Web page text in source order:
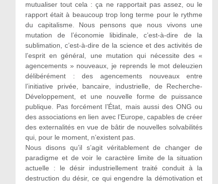
mutualiser tout cela : ça ne rapportait pas assez, ou le
rapport était à beaucoup trop long terme pour le rythme
du capitalisme. Nous pensons que nous vivons une
mutation de l’économie libidinale, c’est-à-dire de la
sublimation, c’est-à-dire de la science et des activités de
l’esprit en général, une mutation qui nécessite des «
agencements » nouveaux, je reprends le mot deleuzien
délibérément : des agencements nouveaux entre
l’initiative privée, bancaire, industrielle, de Recherche-
Développement, et une nouvelle forme de puissance
publique. Pas forcément l’État, mais aussi des ONG ou
des associations en lien avec l’Europe, capables de créer
des externalités en vue de bâtir de nouvelles solvabilités
qui, pour le moment, n’existent pas.
Nous disons qu’il s’agit véritablement de changer de
paradigme et de voir le caractère limite de la situation
actuelle : le désir industriellement traité conduit à la
destruction du désir, ce qui engendre la démotivation et